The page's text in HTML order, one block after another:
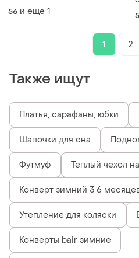
56 и еще 1
1 2
Также ищут
Платья, сарафаны, юбки
Шапочки для сна
Футмуф Теплый чехол
Конверт зимний 3 6
Утепление для коляски
Конверты bair зимние